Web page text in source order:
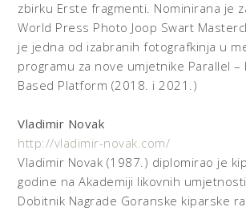
zbirku Erste fragmenti. Nominirana je
World Press Photo Joop Swart
je jedna od izabranih fotografkinja u
programu za nove umjetnike Parallel –
Based Platform (2018. i 2021.)
Vladimir Novak
http://vladimir-novak.com/
Vladimir Novak (1987.) diplomirao je
godine na Akademiji likovnih
Dobitnik Nagrade Goranske kiparske